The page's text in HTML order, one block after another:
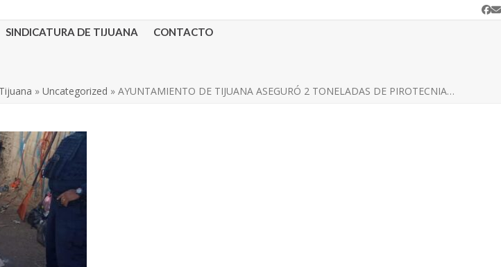
SINDICATURA DE TIJUANA CONTACTO
» Uncategorized » AYUNTAMIENTO DE TIJUANA ASEGURÓ 2 TONELADAS DE PIROTECNIA…